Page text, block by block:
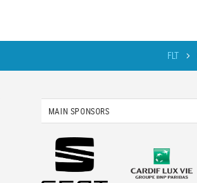
FLT
MAIN SPONSORS